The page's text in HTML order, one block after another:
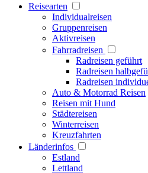
Reisearten
Individualreisen
Gruppenreisen
Aktivreisen
Fahrradreisen
Radreisen geführt
Radreisen
Radreisen
Auto & Motorrad Reisen
Reisen mit Hund
Städtereisen
Winterreisen
Kreuzfahrten
Länderinfos
Estland
Lettland